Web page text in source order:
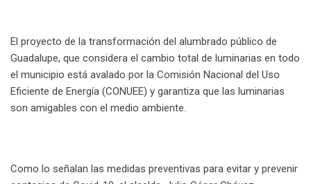
El proyecto de la transformación del alumbrado público de
Guadalupe, que considera el cambio total de luminarias en todo
el municipio está avalado por la Comisión Nacional del Uso
Eficiente de Energía (CONUEE) y garantiza que las luminarias
son amigables con el medio ambiente.
Como lo señalan las medidas preventivas para evitar y prevenir